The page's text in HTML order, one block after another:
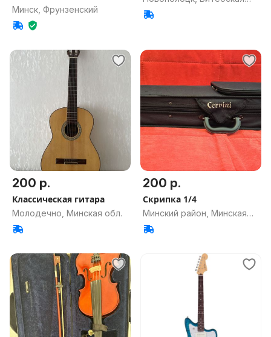
Минск, Фрунзенский
обл.
200 р.
Классическая гитара
Молодечно, Минская обл.
200 р.
Скрипка 1/4
Минский район, Минская
обл.